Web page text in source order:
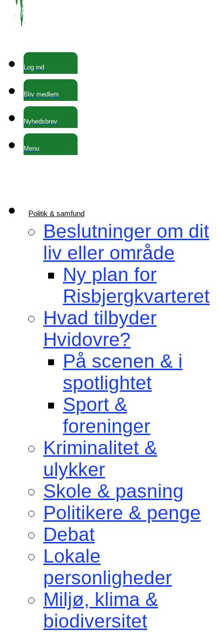
Log ind
Bliv medlem
Nyhedsbrev
Menu
Politik & samfund
Beslutninger om dit
liv eller område
Ny plan for
Risbjergkvarteret
Hvad tilbyder
Hvidovre?
På scenen & i
spotlightet
Sport &
foreninger
Kriminalitet &
ulykker
Skole & pasning
Politikere & penge
Debat
Lokale
personligheder
Miljø, klima &
biodiversitet